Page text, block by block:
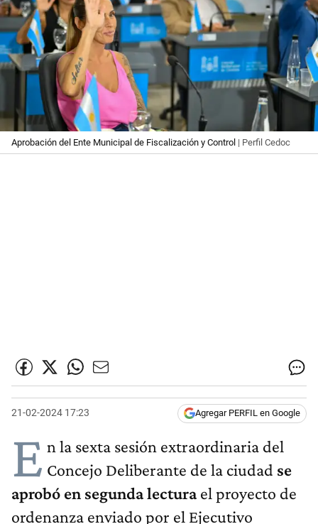
Aprobación del Ente Municipal de Fiscalización y Control | Perfil Cedoc
21-02-2024 17:23 Agregar PERFIL en Google
E n la sexta sesión extraordinaria del
Concejo Deliberante de la ciudad se
aprobó en segunda lecturael proyecto de
ordenanza enviado por el Ejecutivo